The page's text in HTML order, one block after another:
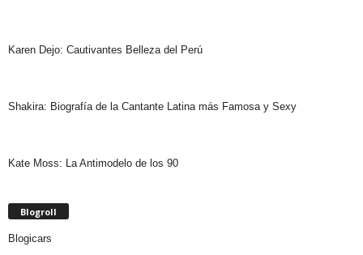
Karen Dejo: Cautivantes Belleza del Perú
Shakira: Biografía de la Cantante Latina más Famosa y Sexy
Kate Moss: La Antimodelo de los 90
Blogroll
Blogicars